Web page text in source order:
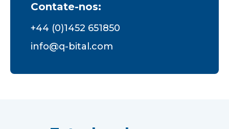
Contate-nos:
+44 (0)1452 651850
info@q-bital.com